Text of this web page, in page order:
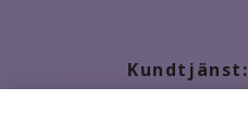
Kundtjänst: